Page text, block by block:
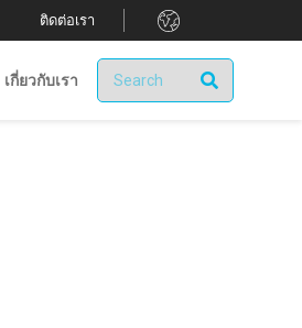
ติดต่อเรา .
เกี่ยวกับเรา